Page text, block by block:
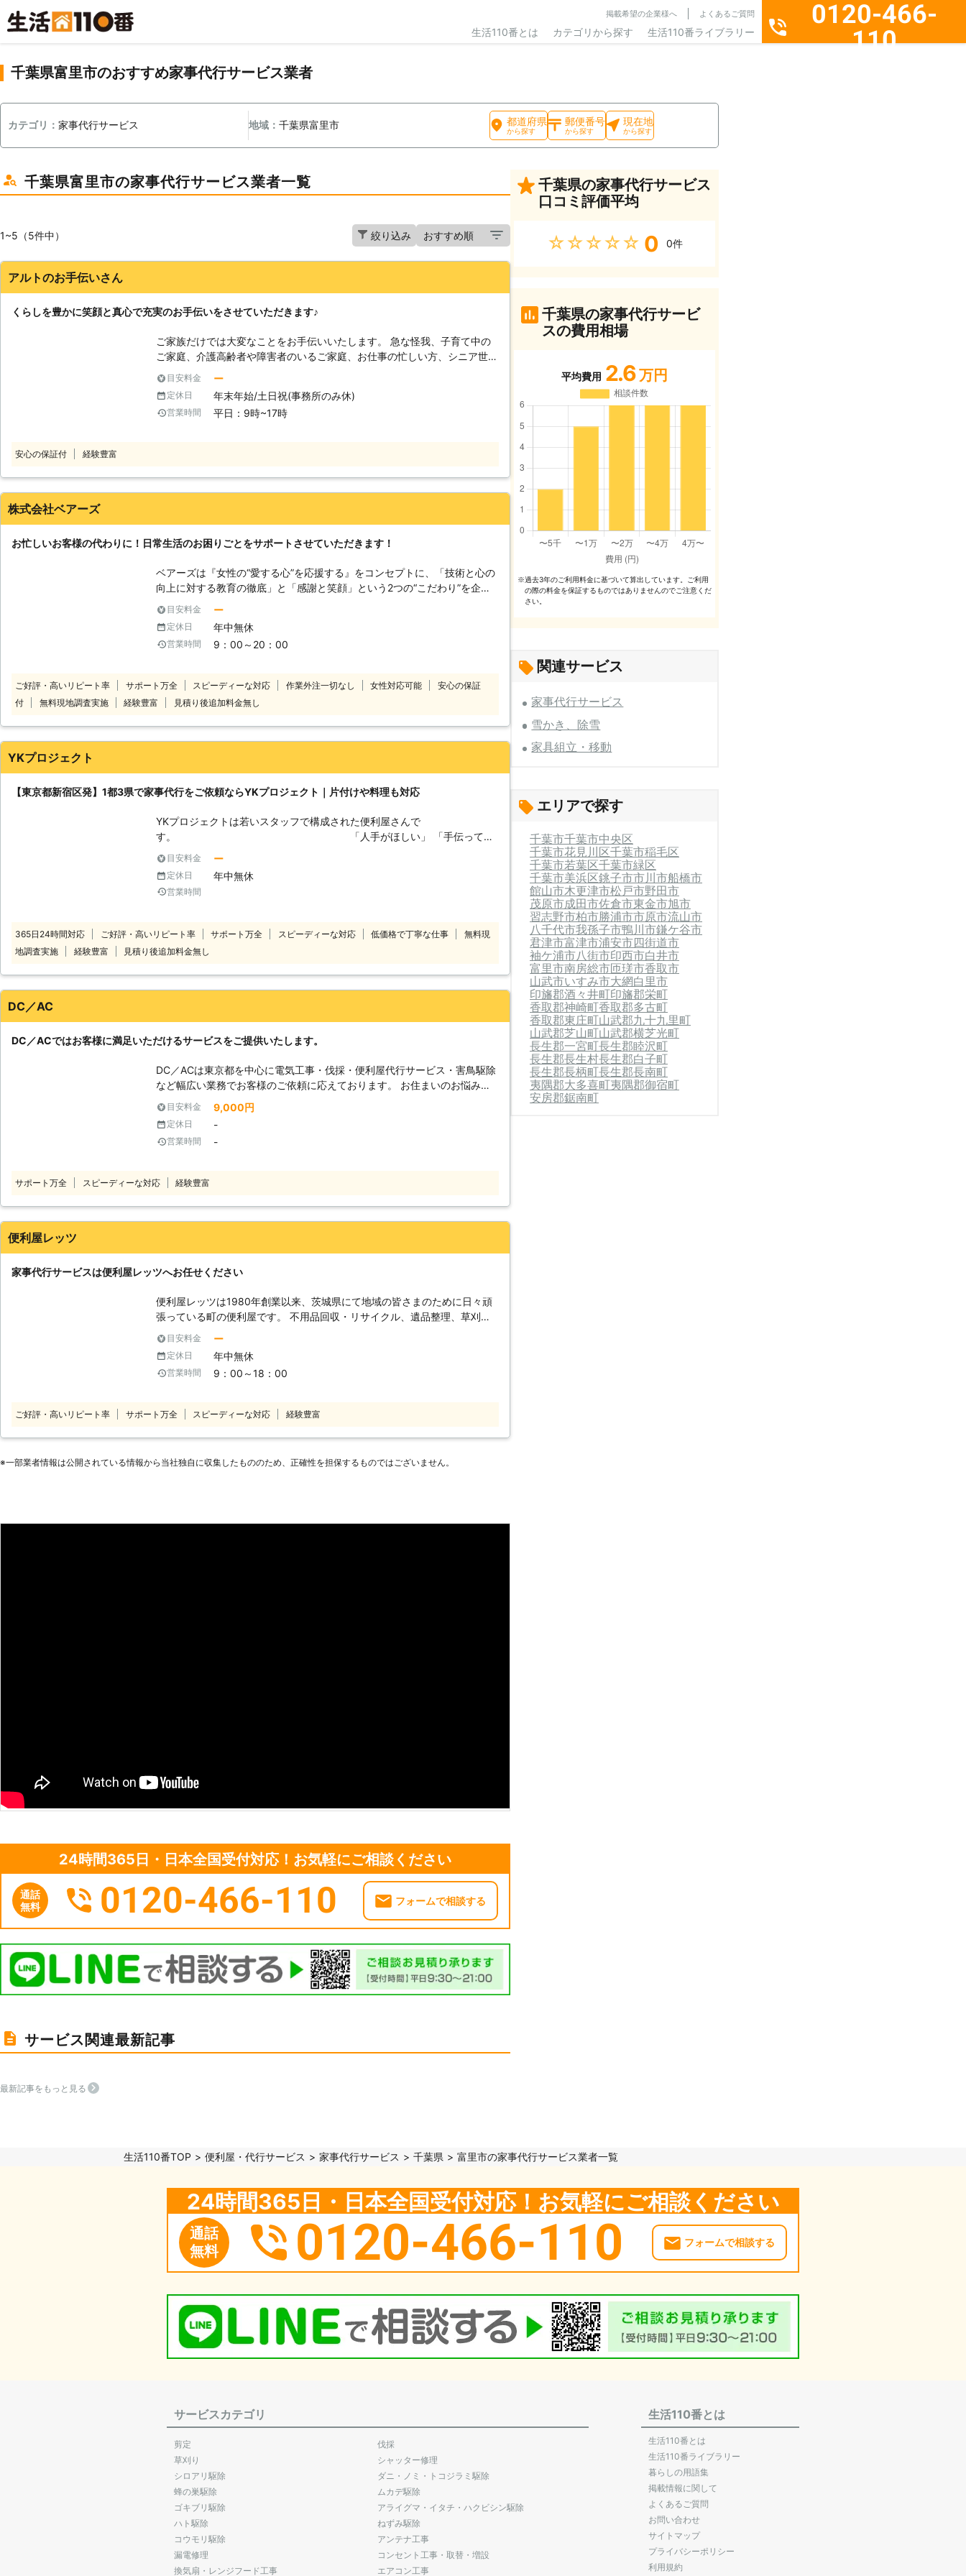
掲載希望の企業様へ よくあるご質問
生活110番とは カテゴリから探す 生活110番ライブラリー
0120-466-
110
千葉県富里市のおすすめ家事代行サービス業者
カテゴリ： 家事代行サービス 地域：千葉県富里市 都道府県
から探す
郵便番号
から探す
現在地
から探す
千葉県富里市の家事代行サービス業者一覧
1~5（5件中） 絞り込み
アルトのお手伝いさん
くらしを豊かに笑顔と真心で充実のお手伝いをさせていただきます♪
ご家族だけでは大変なことをお手伝いいたします。 急な怪我、子育て中の
ご家庭、介護高齢者や障害者のいるご家庭、お仕事の忙しい方、シニア世
帯、日常生活のお手伝いをさせていただきます。 例1）診察券を出して洗濯
機をセットしてお掃除を始めます。時間を見計らって病院へ同行し診察中に
お買物。調剤薬局に処方箋を出して自宅へお送り。掃除を終わらせて薬局へ
薬を取りに行きお渡しして終了。 例2）洗濯セットまたは洗濯機黒カビ取り
除・買物・炊飯器セットを済ませ、連絡ノートを記入し終了。（鍵は事前に
お預かりいたします）。 例4）洗濯セットまたは風呂釜洗浄セットして、ワ
けや掃除をして終了。 パターンはいろいろ。ご要望に合わせて相談して時
間や人数を決めていきます。必要な時に必要なだけご依頼ください。 つづ
く安心コースやいつも綺麗コースもあります。お母さまやお嬢さま、奥さま
へのプレゼントとしてもご利用ください。
目安料金 ー
定休日 年末年始/土日祝(事務所のみ休)
営業時間 平日：9時~17時
安心の保証付 経験豊富
株式会社ベアーズ
お忙しいお客様の代わりに！日常生活のお困りごとをサポートさせていただきます！
ベアーズは『女性の“愛する心”を応援する』をコンセプトに、「技術と心の
向上に対する教育の徹底」と「感謝と笑顔」という2つの“こだわり”を企業
理念に掲げ、常に“お客様感動度120%”を目指しております。 家事代行サー
ビス業界のリーディングカンパニーとして、以下をお約束いたします。
【安全】～登録スタッフ5200人～ ベアーズレディは全員直接雇用。 業界
トップクラスのスタッフ体制でお待たせすることなく細やかで真心を込めた
しなみ・笑顔といったマナー・マインドから実技に至るまで、7つのオリジ
ナルプログラム・実践研修を実施しています。高いホスピタリティマインド
をもった、元気で明るい女性スタッフ＝ベアーズレディがお伺いいたしま
す。 【感動】～お客様感動度120%の追及～ 「家事」ではなく「心のゆと
り」を提供することがベアーズの努め。すべての方の笑顔のために全力で取
目安料金 ー
定休日 年中無休
営業時間 9：00～20：00
ご好評・高いリピート率 サポート万全 スピーディーな対応 作業外注一切なし 女性対応可能
安心の保証
付
無料現地調査実施 経験豊富 見積り後追加料金無し
YKプロジェクト
【東京都新宿区発】1都3県で家事代行をご依頼ならYKプロジェクト｜片付けや料理も対応
YKプロジェクトは若いスタッフで構成された便利屋さんで
す。 「人手がほしい」 「手伝ってほ
しい」 そんなときはお任せください！家事代行から簡単な作業のお手伝い
をおこなっています。 【フレッシュな力でお手伝い！家事全般お任せを】
私たちYKプロジェクトは若い力で活気あるサービスが強みです。家事代行
でお掃除や料理から買い物のお手伝い・引越しのお手伝いなど幅広く対応し
い要員など、お客様の自由にご依頼ください。フレッシュなスタッフがお客
様の力になりますよ。 【力仕事もお手のもの！大型家電の移動も承りま
す】 模様替えやお引越しなどで「洗濯機を移動したい」「ベッドを2階から
1階に下ろしたい」という作業も私たちにお任せを！建物内はもちろん、近
場であれば車を使った移動も対応しますよ。 大きな荷物をお客様ご自身で
を階段で9階まで運んでほしい 料金：48,000円 〇東京都町田市 依頼内容：
空き家の軽い掃除をしてほしい 料金：10,000円 ※税込価格です。 ※状況に
応じて料金は変動します。 【お庭仕事も得意です！植木業経験のあるスタ
ッフが対応】 当店には植木業に従事していたスタッフがいますので、剪定
や伐採・草刈りなどお庭仕事もプロの技を実感いただけます。 複数の作業
を併せて依頼できますので、1度にまとめておこなうと目に見えて変化がわ
かり、気持ちもリフレッシュします。「こんなこと依頼できる？」というご
都新宿区で家事代行業者をお探しなら、ぜひYKプロジェクトにご依頼くだ
目安料金 ー
定休日 年中無休
営業時間
365日24時間対応 ご好評・高いリピート率 サポート万全 スピーディーな対応 低価格で丁寧な仕事
無料現
地調査実施
経験豊富 見積り後追加料金無し
DC／AC
DC／ACではお客様に満足いただけるサービスをご提供いたします。
DC／ACは東京都を中心に電気工事・伐採・便利屋代行サービス・害鳥駆除
など幅広い業務でお客様のご依頼に応えております。 お住まいのお悩み・
トラブルなどございましたらDC／ACにお任せください！ 『世界一の安心と
技術を届ける』を第一に考えお客様にご満足いただけるサービスをご提供い
たします。 お客様のご依頼心からお待ちしております。 〈DC／ACの家事
代行サービス〉 弊社では家事代行サービスのご依頼も承っております。
てほしい』 『家事全般を頼みたい』 『買物に行きたいが高齢で外出が困
難』 『ペットのお世話をお願いしたい』 etc... DC／ACでは実績・知識が豊
富な熟練のスタッフがお客様の立場になって、丁寧に対応いたしますので、
どんな些細なご要望、ご相談でもお気軽にお聞かせください。
目安料金 9,000円
定休日 -
営業時間 -
サポート万全 スピーディーな対応 経験豊富
便利屋レッツ
家事代行サービスは便利屋レッツへお任せください
便利屋レッツは1980年創業以来、茨城県にて地域の皆さまのために日々頑
張っている町の便利屋です。 不用品回収・リサイクル、遺品整理、草刈
り、剪定、ハチ駆除、引越し、エアコン工事、ハウスクリーニング、家事代
行サービスなど承っています。 長年の経験で培ったノウハウを存分に生か
し、「お客様の困ったこと」「手伝ってほしいこと」などを解決いたしま
す。 【家事代行サービス】 こんなときは、便利屋レッツへお任せくださ
たいとき。 ・ちょっとした雑用をお願いしたいとき。 ・掃除をする時間が
ないので代わりに家の中の掃除をしてほしいとき。 便利屋レッツのモット
ーは、安心・親切・低料金です！ お客様が何か「困ったこと」「手伝って
ています！ お客様と末永くお付き合い頂ける便利屋として、スタッフ一同
目安料金 ー
定休日 年中無休
営業時間 9：00～18：00
ご好評・高いリピート率 サポート万全 スピーディーな対応 経験豊富
※⼀部業者情報は公開されている情報から当社独⾃に収集したもののため、正確性を担保するものではございません。
24時間365日・日本全国受付対応！お気軽にご相談ください
通話
無料
0120-466-110 フォームで相談する
サービス関連最新記事
最新記事をもっと見る
千葉県の家事代行サービス
口コミ評価平均
★★★★★ 0 0件
千葉県の家事代行サービ
スの費用相場
平均費用 2.6 万円
※過去3年のご利⽤料⾦に基づいて算出しています。ご利⽤
の際の料⾦を保証するものではありませんのでご注意くだ
さい。
関連サービス
家事代行サービス
雪かき、除雪
家具組立・移動
エリアで探す
千葉市千葉市中央区
千葉市花見川区千葉市稲毛区
千葉市若葉区千葉市緑区
千葉市美浜区銚子市市川市船橋市
館山市木更津市松戸市野田市
茂原市成田市佐倉市東金市旭市
習志野市柏市勝浦市市原市流山市
八千代市我孫子市鴨川市鎌ケ谷市
君津市富津市浦安市四街道市
袖ケ浦市八街市印西市白井市
富里市南房総市匝瑳市香取市
山武市いすみ市大網白里市
印旛郡酒々井町印旛郡栄町
香取郡神崎町香取郡多古町
香取郡東庄町山武郡九十九里町
山武郡芝山町山武郡横芝光町
長生郡一宮町長生郡睦沢町
長生郡長生村長生郡白子町
長生郡長柄町長生郡長南町
夷隅郡大多喜町夷隅郡御宿町
安房郡鋸南町
生活110番TOP 便利屋・代行サービス 家事代行サービス 千葉県 富里市の家事代行サービス業者一覧
24時間365日・日本全国受付対応！お気軽にご相談ください
通話
無料
0120-466-110 フォームで相談する
サービスカテゴリ
剪定
伐採
草刈り
シャッター修理
シロアリ駆除
ダニ・ノミ・トコジラミ駆除
蜂の巣駆除
ムカデ駆除
ゴキブリ駆除
アライグマ・イタチ・ハクビシン駆除
ハト駆除
ねずみ駆除
コウモリ駆除
アンテナ工事
漏電修理
コンセント工事・取替・増設
換気扇・レンジフード工事
エアコン工事
生活110番とは
生活110番とは
生活110番ライブラリー
暮らしの用語集
掲載情報に関して
よくあるご質問
お問い合わせ
サイトマップ
プライバシーポリシー
利用規約